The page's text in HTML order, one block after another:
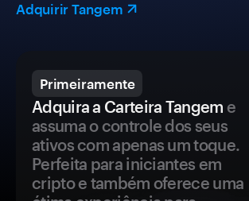
Adquirir Tangem
Primeiramente
Adquira a Carteira Tangem e
assuma o controle dos seus
ativos com apenas um toque.
Perfeita para iniciantes em
cripto e também oferece uma